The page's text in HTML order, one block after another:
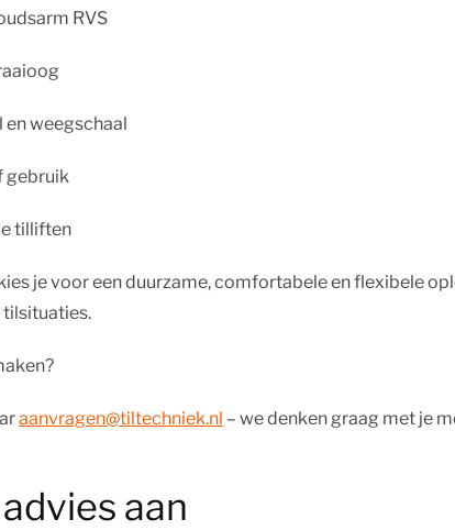
RVS
en weegschaal
gebruik
tilliften
je voor een duurzame, comfortabele en flexibele
tilsituaties.
aanvragen@tiltechniek.nl – we denken graag met je
aan